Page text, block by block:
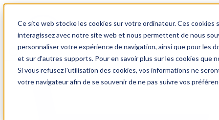
Ce site web stocke les cookies sur votre ordinateur. Ces
interagissez avec notre site web et nous permettent de nous
personnaliser votre expérience de navigation, ainsi que pour les
et sur d'autres supports. Pour en savoir plus sur les cookies
Si vous refusez l'utilisation des cookies, vos informations ne
votre navigateur afin de se souvenir de ne pas suivre vos